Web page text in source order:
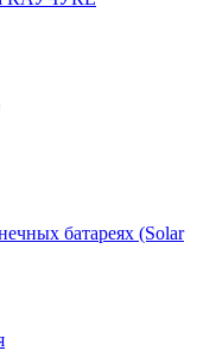
батареях (Solar